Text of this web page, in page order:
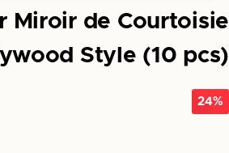
Miroir de Courtoisie
Style (10 pcs)
24%